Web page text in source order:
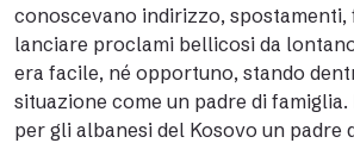
conoscevano indirizzo, spostamenti,
lanciare proclami bellicosi da
era facile, né opportuno, stando
situazione come un padre di famiglia.
per gli albanesi del Kosovo un padre